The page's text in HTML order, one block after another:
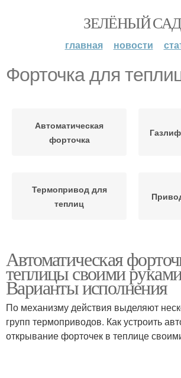
ЗЕЛЁНЫЙ САД
главная новости
Форточка для
Автоматическая
форточка
Термопривод для
теплиц
теплицы
Форточки в теплицу
Автоматическая
теплицы своими
Варианты исполнения
По механизму действия выделяют
групп термоприводов. Как устроить
открывание форточек в теплице